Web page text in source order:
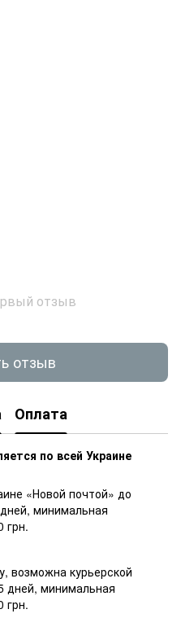
отзыв
отзыв
Оплата
по всей Украине
«Новой почтой» до
минимальная
грн.
возможна курьерской
дней, минимальная
грн.